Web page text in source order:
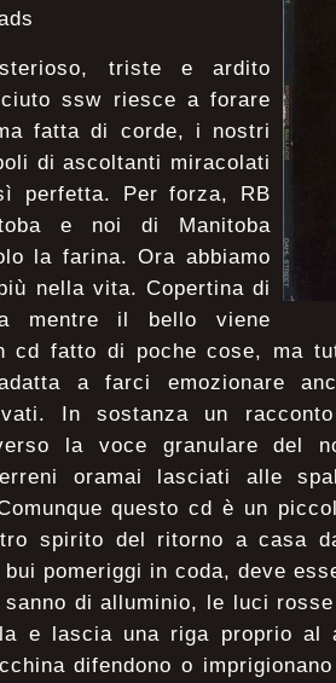
triste e ardito
ssw riesce a forare
fatta di corde, i nostri
di ascoltanti miracolati
perfetta. Per forza, RB
e noi di Manitoba
la farina. Ora abbiamo
nella vita. Copertina di
mentre il bello viene
cd fatto di poche cose, ma
a farci emozionare
In sostanza un
la voce granulare del
oramai lasciati alle
questo cd è un
spirito del ritorno a casa
pomeriggi in coda, deve
di alluminio, le luci
e lascia una riga proprio al
difendono o